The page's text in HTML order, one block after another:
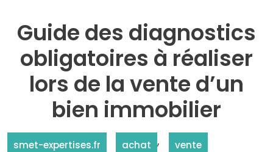
Guide des diagnostics
obligatoires à réaliser
lors de la vente d’un
bien immobilier
smet-expertises.fr achat , vente